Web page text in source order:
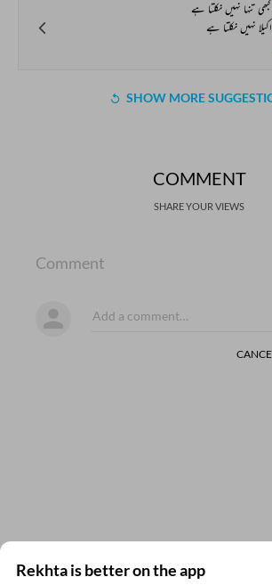
تنہا نہیں نکلتا ہے
نہیں نکلتا ہے
SHOW MORE
COMMENT
SHARE YOUR VIEWS
Comment
Rekhta is better on the app